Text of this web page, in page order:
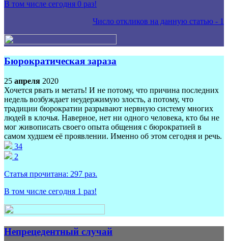
В том числе сегодня 0 раз!
Число откликов на данную статью - 1
Бюрократическая зараза
25 апреля 2020
Хочется рвать и метать! И не потому, что причина последних
недель возбуждает неудержимую злость, а потому, что
традиции бюрократии разрывают нервную систему многих
людей в клочья. Наверное, нет ни одного человека, кто бы не
мог живописать своего опыта общения с бюрократией в
самом худшем её проявлении. Именно об этом сегодня и речь.
34
2
Статья прочитана: 297 раз.
В том числе сегодня 1 раз!
Непрецедентный случай